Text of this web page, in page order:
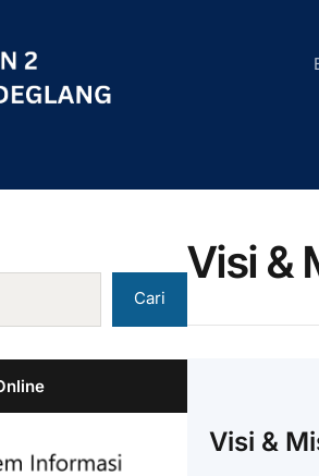
Visi &
Visi &
Cari